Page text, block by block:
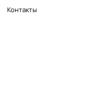
Контакты